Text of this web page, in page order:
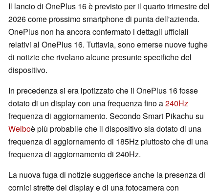
Il lancio di OnePlus 16 è previsto per il quarto trimestre del
2026 come prossimo smartphone di punta dell'azienda.
OnePlus non ha ancora confermato i dettagli ufficiali
relativi al OnePlus 16. Tuttavia, sono emerse nuove fughe
di notizie che rivelano alcune presunte specifiche del
dispositivo.
In precedenza si era ipotizzato che il OnePlus 16 fosse
dotato di un display con una frequenza fino a240Hz
frequenza di aggiornamento. Secondo Smart Pikachu su
Weiboè più probabile che il dispositivo sia dotato di una
frequenza di aggiornamento di 185Hz piuttosto che di una
frequenza di aggiornamento di 240Hz.
La nuova fuga di notizie suggerisce anche la presenza di
cornici strette del display e di una fotocamera con